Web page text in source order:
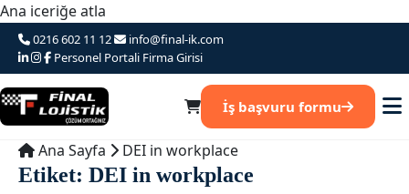
Ana iceriğe atla
0216 602 11 12
info@final-ik.com
Personel Portali Firma Girisi
İş başvuru formu
Ana Sayfa DEI in workplace
Etiket: DEI in workplace